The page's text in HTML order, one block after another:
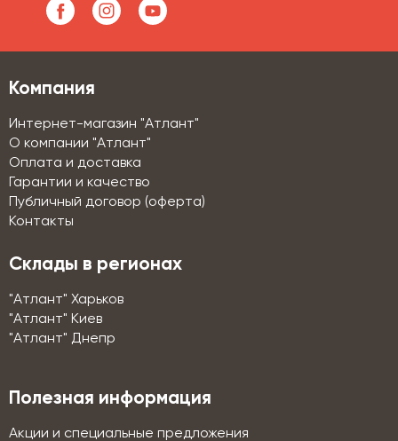
Компания
Интернет-магазин "Атлант"
О компании "Атлант"
Оплата и доставка
Гарантии и качество
Публичный договор (оферта)
Контакты
Склады в регионах
"Атлант" Харьков
"Атлант" Киев
"Атлант" Днепр
Полезная информация
Акции и специальные предложения